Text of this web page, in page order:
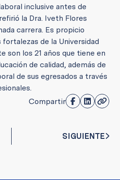
inclusive antes de
la Dra. Iveth Flores
carrera. Es propicio
fortalezas de la Universidad
son los 21 años que tiene en
de calidad, además de
de sus egresados a través
Compartir
SIGUIENTE